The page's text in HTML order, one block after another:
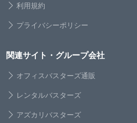
利用規約
プライバシーポリシー
関連サイト・グループ会社
オフィスバスターズ通販
レンタルバスターズ
アズカリバスターズ